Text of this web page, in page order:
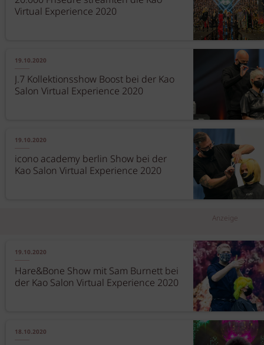
Virtual Experience 2020
19.10.2020
J.7 Kollektionsshow Boost bei der Kao
Salon Virtual Experience 2020
19.10.2020
icono academy berlin Show bei der
Kao Salon Virtual Experience 2020
Anzeige
19.10.2020
Hare&Bone Show mit Sam Burnett bei
der Kao Salon Virtual Experience 2020
18.10.2020